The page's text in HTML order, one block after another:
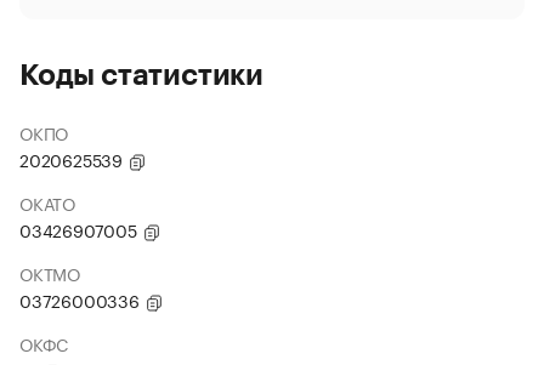
Коды статистики
ОКПО
2020625539
ОКАТО
03426907005
ОКТМО
03726000336
ОКФС